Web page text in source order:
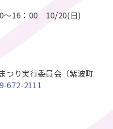
～16：00 10/20(日)
つり実行委員会（紫波町
672-2111